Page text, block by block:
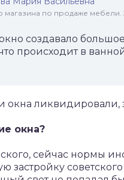
по продаже мебели.
создавало
происходит в
окна ликвидировали,
окна?
сейчас нормы
застройку